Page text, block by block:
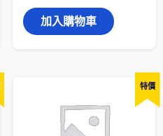
加入購物車
特價